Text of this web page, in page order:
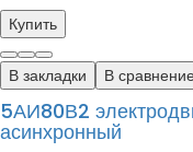
Купить
В закладки В сравнение
5АИ80В2
асинхронный